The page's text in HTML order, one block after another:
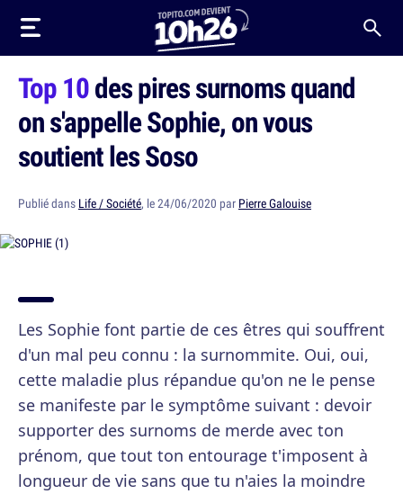
Top 10des pires surnoms quand
on s'appelle Sophie, on vous
soutient les Soso
Publié dans Life / Société, le 24/06/2020 par Pierre Galouise
Les Sophie font partie de ces êtres qui souffrent
d'un mal peu connu : la surnommite. Oui, oui,
cette maladie plus répandue qu'on ne le pense
se manifeste par le symptôme suivant : devoir
supporter des surnoms de merde avec ton
prénom, que tout ton entourage t'imposent à
longueur de vie sans que tu n'aies la moindre